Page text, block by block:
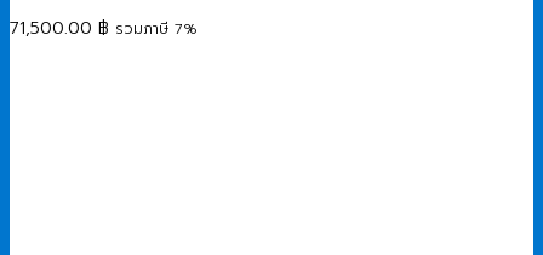
71,500.00 ฿ รวมภาษี 7%